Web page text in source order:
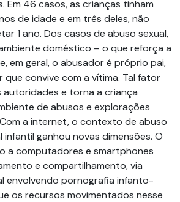
Em 46 casos, as crianças tinham
de idade e em três deles, não
1 ano. Dos casos de abuso sexual,
doméstico – o que reforça a
em geral, o abusador é próprio pai,
que convive com a vítima. Tal fator
autoridades e torna a criança
de abusos e explorações
a internet, o contexto de abuso
ganhou novas dimensões. O
a computadores e smartphones
e compartilhamento, via
envolvendo pornografia infanto-
os recursos movimentados nesse